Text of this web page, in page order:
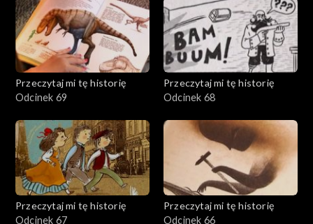
Przeczytaj mi tę historię
Odcinek 69
Przeczytaj mi tę historię
Odcinek 68
Przeczytaj mi tę historię
Odcinek 67
Przeczytaj mi tę historię
Odcinek 66